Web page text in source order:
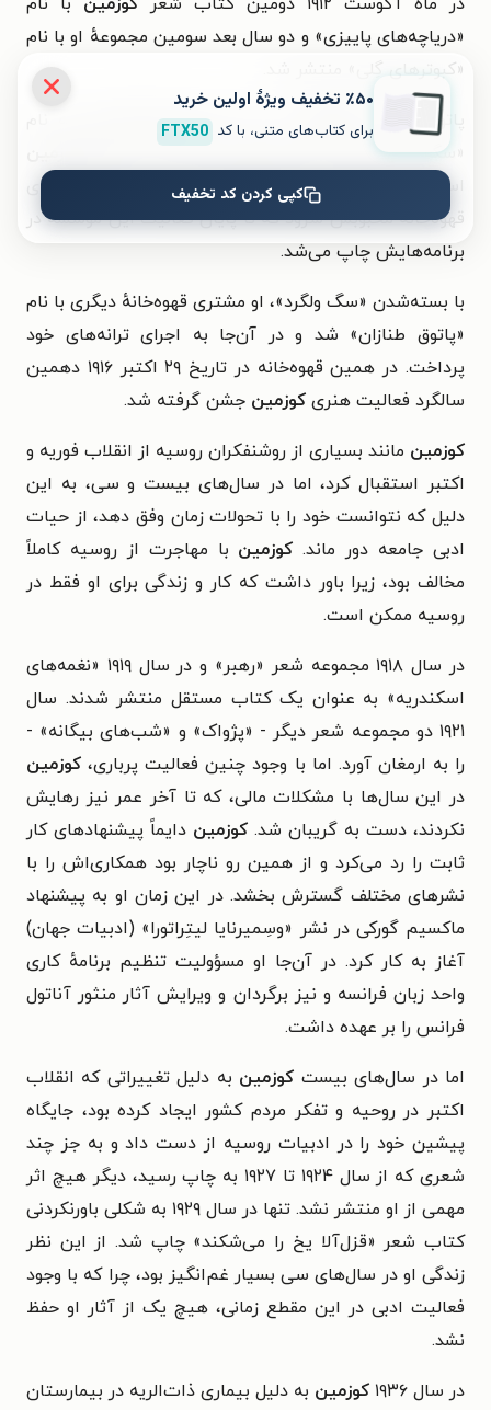
«دریاچه‌های پاییزی» و دو سال بعد سومین مجموعهٔ او با نام
«کبوترهای گِلی» منتشر شد.
پاتوق محبوب کوزمین
در این سال‌ها قهوه‌خانه‌ای به نام
«سگ ولگرد» بود. سرود ویژهٔ این مؤسسه ساختهٔ
است. او هم‌چنین یک چهاربیتی با نام «کاباره» برای
قهوه‌خانهٔ محبوبش سرود که تا پایان فعالیت این مؤسسه در
برنامه‌هایش چاپ می‌شد.
با بسته‌شدن «سگ ولگرد»، او مشتری قهوه‌خانهٔ دیگری با نام
«پاتوق طنازان» شد و در آن‌جا به اجرای ترانه‌های خود
پرداخت. در همین قهوه‌خانه در تاریخ ۲۹ اکتبر ۱۹۱۶ دهمین
سالگرد فعالیت هنری کوزمین جشن گرفته شد.
کوزمین مانند بسیاری از روشنفکران روسیه از انقلاب فوریه و
اکتبر استقبال کرد، اما در سال‌های بیست و سی، به این
دلیل که نتوانست خود را با تحولات زمان وفق دهد، از حیات
ادبی جامعه دور ماند. کوزمین با مهاجرت از روسیه کاملاً
مخالف بود، زیرا باور داشت که کار و زندگی برای او فقط در
روسیه ممکن است.
در سال ۱۹۱۸ مجموعه شعر «رهبر» و در سال ۱۹۱۹ «نغمه‌های
اسکندریه» به عنوان یک کتاب مستقل منتشر شدند. سال
۱۹۲۱ دو مجموعه شعر دیگر - «پژواک» و «شب‌های بیگانه» -
را به ارمغان آورد. اما با وجود چنین فعالیت پرباری، کوزمین
در این سال‌ها با مشکلات مالی، که تا آخر عمر نیز رهایش
نکردند، دست به گریبان شد. کوزمین دایماً پیشنهادهای کار
ثابت را رد می‌کرد و از همین رو ناچار بود همکاری‌اش را با
نشرهای مختلف گسترش بخشد. در این زمان او به پیشنهاد
ماکسیم گورکی در نشر «وسِمیرنایا لیتِراتورا» (ادبیات جهان)
آغاز به کار کرد. در آن‌جا او مسؤولیت تنظیم برنامهٔ کاری
واحد زبان فرانسه و نیز برگردان و ویرایش آثار منثور آناتول
فرانس را بر عهده داشت.
اما در سال‌های بیست کوزمین به دلیل تغییراتی که انقلاب
اکتبر در روحیه و تفکر مردم کشور ایجاد کرده بود، جایگاه
پیشین خود را در ادبیات روسیه از دست داد و به جز چند
شعری که از سال ۱۹۲۴ تا ۱۹۲۷ به چاپ رسید، دیگر هیچ اثر
مهمی از او منتشر نشد. تنها در سال ۱۹۲۹ به شکلی باورنکردنی
کتاب شعر «قزل‌آلا یخ را می‌شکند» چاپ شد. از این نظر
زندگی او در سال‌های سی بسیار غم‌انگیز بود، چرا که با وجود
فعالیت ادبی در این مقطع زمانی، هیچ یک از آثار او حفظ
نشد.
در سال ۱۹۳۶ کوزمین به دلیل بیماری ذات‌الریه در بیمارستان
٪۵۰ تخفیف ویژۀ اولین خرید
برای کتاب‌های متنی، با کد FTX50
کپی کردن کد تخفیف